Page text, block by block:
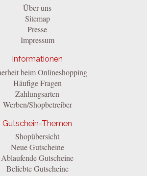
Über uns
Sitemap
Presse
Impressum
Informationen
beim Onlineshopping
Häufige Fragen
Zahlungsarten
Werben/Shopbetreiber
Gutschein-Themen
Shopübersicht
Neue Gutscheine
Ablaufende Gutscheine
Beliebte Gutscheine